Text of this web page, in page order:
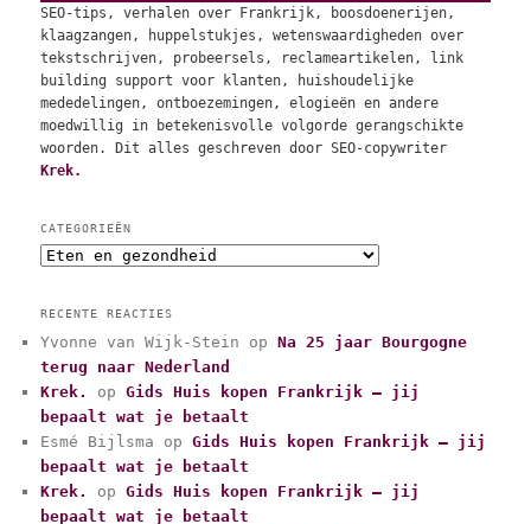
SEO-tips, verhalen over Frankrijk, boosdoenerijen,
klaagzangen, huppelstukjes, wetenswaardigheden over
tekstschrijven, probeersels, reclameartikelen, link
building support voor klanten, huishoudelijke
mededelingen, ontboezemingen, elogieën en andere
moedwillig in betekenisvolle volgorde gerangschikte
woorden. Dit alles geschreven door SEO-copywriter
Krek.
CATEGORIEËN
C
e
g
o
r
i
e
ë
RECENTE REACTIES
Yvonne van Wijk-Stein opNa 25 jaar Bourgogne
terug naar Nederland
Krek.
opGids Huis kopen Frankrijk – jij
bepaalt wat je betaalt
Esmé Bijlsma opGids Huis kopen Frankrijk – jij
bepaalt wat je betaalt
Krek.
opGids Huis kopen Frankrijk – jij
bepaalt wat je betaalt